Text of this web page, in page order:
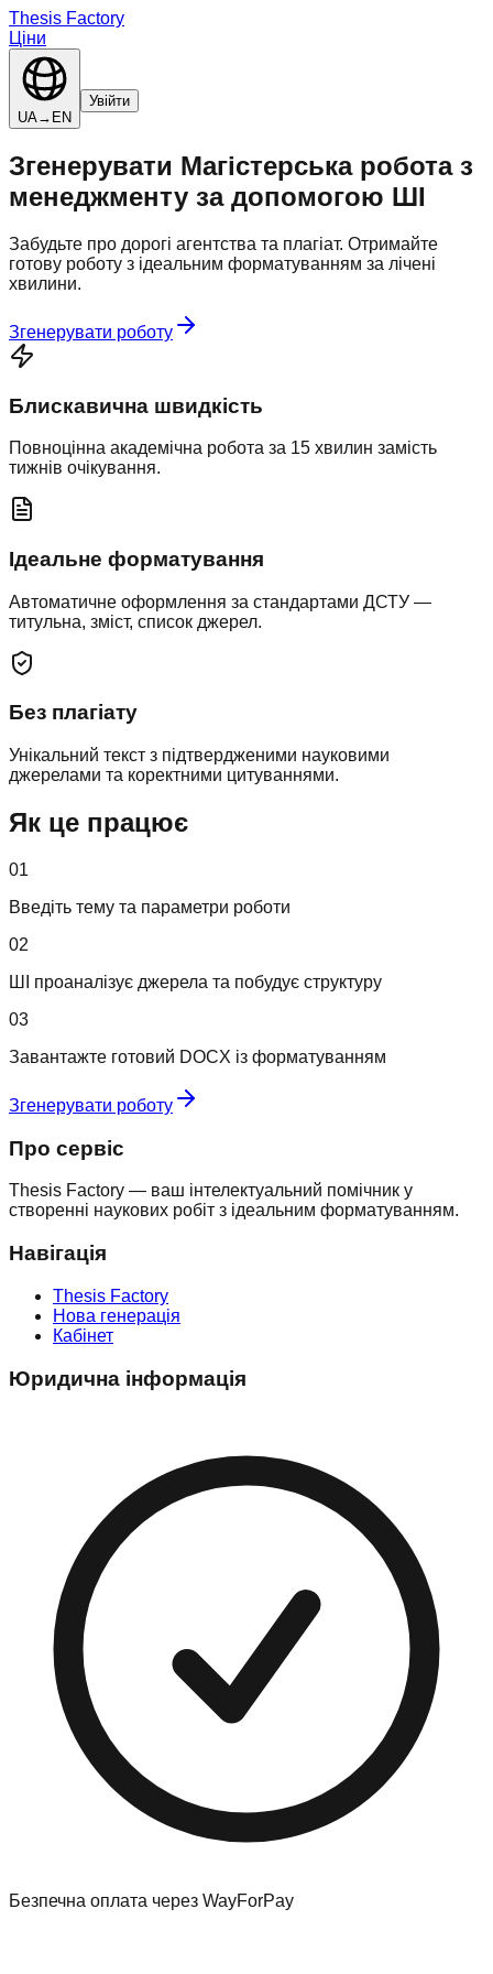
Thesis Factory
Ціни
UA→ EN
Увійти
Згенерувати Магістерська робота з
менеджменту за допомогою ШІ
Забудьте про дорогі агентства та плагіат. Отримайте
готову роботу з ідеальним форматуванням за лічені
хвилини.
Згенерувати роботу
Блискавична швидкість
Повноцінна академічна робота за 15 хвилин замість
тижнів очікування.
Ідеальне форматування
Автоматичне оформлення за стандартами ДСТУ —
титульна, зміст, список джерел.
Без плагіату
Унікальний текст з підтвердженими науковими
джерелами та коректними цитуваннями.
Як це працює
01
Введіть тему та параметри роботи
02
ШІ проаналізує джерела та побудує структуру
03
Завантажте готовий DOCX із форматуванням
Згенерувати роботу
Про сервіс
Thesis Factory — ваш інтелектуальний помічник у
створенні наукових робіт з ідеальним форматуванням.
Навігація
Thesis Factory
Нова генерація
Кабінет
Юридична інформація
Безпечна оплата через WayForPay